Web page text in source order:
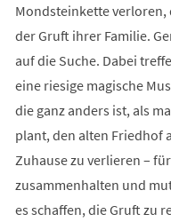
Mondsteinkette verloren,
der Gruft ihrer Familie.
auf die Suche. Dabei
eine riesige magische
die ganz anders ist, als
plant, den alten Friedhof
Zuhause zu verlieren –
zusammenhalten und
es schaffen, die Gruft zu